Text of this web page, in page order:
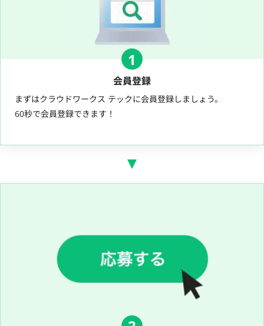
1
会員登録
まずはクラウドワークス テックに会員登録しましょう。
60秒で会員登録できます！